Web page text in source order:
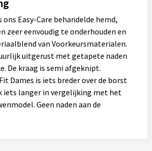
ons Easy-Care behandelde hemd,
zeer eenvoudig te onderhouden en
van Voorkeursmaterialen.
uitgerust met getapete naden
De kraag is semi afgeknipt.
Dames is iets breder over de borst
iets langer in vergelijking met het
Geen naden aan de